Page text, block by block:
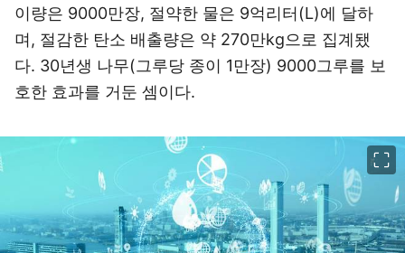
이량은 9000만장, 절약한 물은 9억리터(L)에 달하
며, 절감한 탄소 배출량은 약 270만kg으로 집계됐
다. 30년생 나무(그루당 종이 1만장) 9000그루를 보
호한 효과를 거둔 셈이다.